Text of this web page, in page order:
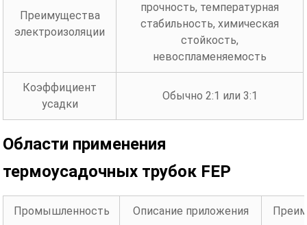
Преимущества
электроизоляции
прочность, температурная
стабильность, химическая
стойкость,
невоспламеняемость
Коэффициент
усадки
Обычно 2:1 или 3:1
Области применения
термоусадочных трубок FEP
Промышленность Описание приложения